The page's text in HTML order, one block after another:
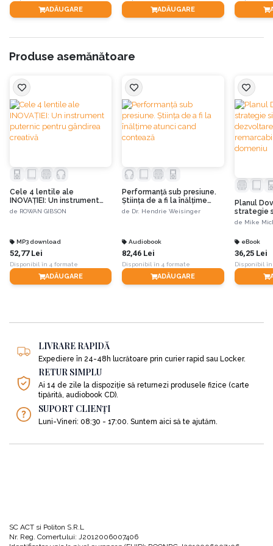
un antreprenor în devenire, adică o persoană care are potențialul de a deveni
antreprenor.
În acest scop autorul te familiarizează cu cele șase trăsături esențiale ale
unui antreprenor:
Vizionar,
Pasionat,
• Motivat,
Gino Wickman denumește generic aceste șase trăsături spirit antreprenorial
și îți arată foarte pe scurt ce se întâmplă atunci când îți lipsește fie și numai
una din aceste șase trăsături.
Tot aici regăsim șidefiniția antreprenoruluiîn viziunea lui Gino
asumă riscul de a demara o afacere în scopul valorificării acesteia”.
foarte pertinente.
ADĂUGARE ADĂUGARE
Produse asemănătoare
Cele 4 lentile ale
INOVAȚIEI: Un instrument
puternic pentru gândirea
de ROWAN GIBSON
MP3 download
52,77 Lei
Disponibil în 4 formate
ADĂUGARE
Performanţă sub presiune.
Știinţa de a fi la înălţime
atunci cand contează
de Dr. Hendrie Weisinger
Audiobook
82,46 Lei
Disponibil în 4 formate
ADĂUGARE
Planul
strategie
de Mike
eBook
36,25 Lei
Disponibil
LIVRARE RAPIDĂ
Expediere în 24-48h lucrătoare prin curier rapid sau Locker.
RETUR SIMPLU
Ai 14 de zile la dispoziție să returnezi produsele fizice (carte
tipărită, audiobook CD).
SUPORT CLIENȚI
Luni-Vineri: 08:30 - 17:00. Suntem aici să te ajutăm.
SC ACT si Politon S.R.L
Nr. Reg. Comertului: J2012006007406